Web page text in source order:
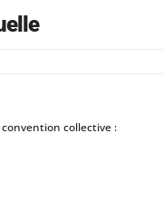
collective :